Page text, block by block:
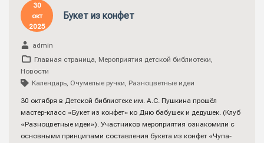
30
окт
2025
Букет из конфет
admin
Главная страница, Мероприятия детской библиотеки,
Новости
Календарь, Очумелые ручки, Разноцветные идеи
30 октября в Детской библиотеке им. А.С. Пушкина прошёл
мастер-класс «Букет из конфет» ко Дню бабушек и дедушек. (Клуб
«Разноцветные идеи»). Участников мероприятия ознакомили с
основными принципами составления букета из конфет «Чупа-